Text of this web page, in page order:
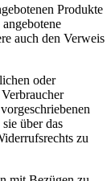
Produkte
auch den Verweis
oder
über das
zu